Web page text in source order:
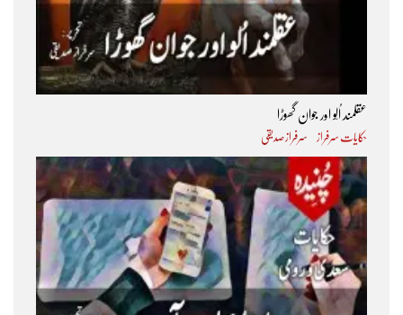
عقلمند اُلّو اور جوان گھوڑا
حکایات سرفراز سرفراز صدیقی